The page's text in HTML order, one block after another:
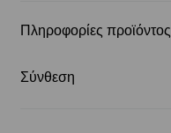
Πληροφορίες προϊόντος
Σύνθεση